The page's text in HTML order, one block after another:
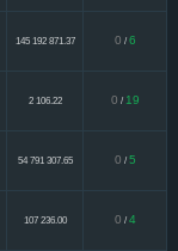
145 192 871.37 0 / 6
2 106.22 0 / 19
54 791 307.65 0 / 5
107 236.00 0 / 4